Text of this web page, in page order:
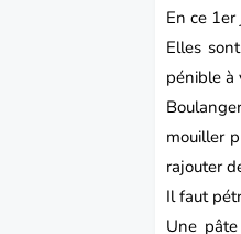
En ce
Elles
pénible à
mouiller
rajouter
Il faut
Une